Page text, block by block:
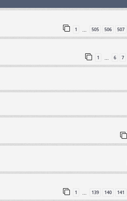
1 505 506 507
1 6 7
1 139 140 141